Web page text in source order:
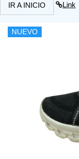
IR A INICIO
Link
NUEVO